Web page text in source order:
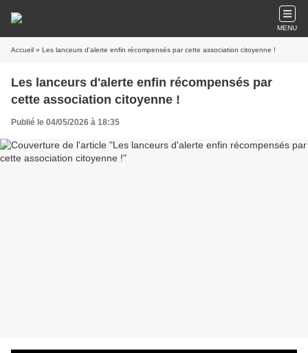
MENU
Accueil » Les lanceurs d'alerte enfin récompensés par cette association citoyenne !
Les lanceurs d'alerte enfin récompensés par
cette association citoyenne !
Publié le 04/05/2026 à 18:35